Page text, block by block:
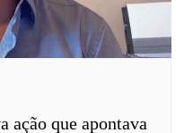
ação que apontava